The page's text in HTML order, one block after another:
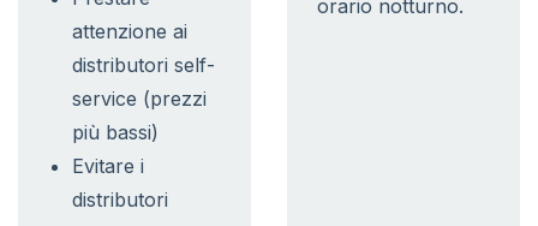
attenzione ai
distributori self-
service (prezzi
più bassi)
Evitare i
distributori
orario notturno.